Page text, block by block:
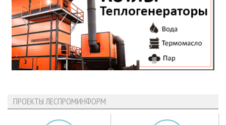
ПРОЕКТЫ ЛЕСПРОМИНФОРМ